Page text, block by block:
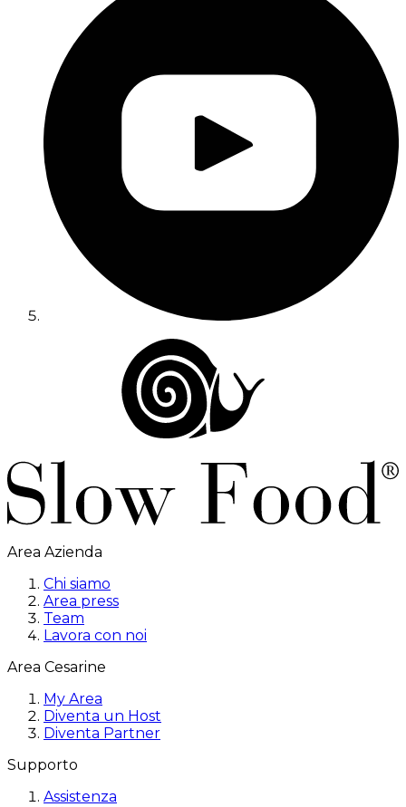
Area Azienda
Chi siamo
Area press
Team
Lavora con noi
Area Cesarine
My Area
Diventa un Host
Diventa Partner
Supporto
Assistenza